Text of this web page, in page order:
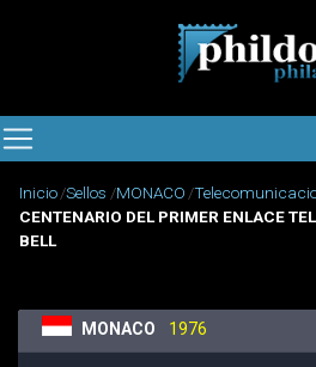
Inicio Sellos MONACO
CENTENARIO DEL PRIMER ENLACE
BELL
MONACO 1976